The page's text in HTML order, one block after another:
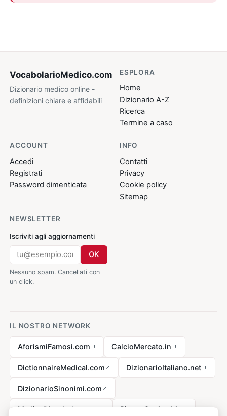
VocabolarioMedico.com
Dizionario medico online -
definizioni chiare e affidabili
ESPLORA
Home
Dizionario A-Z
Ricerca
Termine a caso
ACCOUNT
Accedi
Registrati
Password dimenticata
INFO
Contatti
Privacy
Cookie policy
Sitemap
NEWSLETTER
Iscriviti agli aggiornamenti
OK
Nessuno spam. Cancellati con
un click.
IL NOSTRO NETWORK
AforismiFamosi.com CalcioMercato.in
DictionnaireMedical.com DizionarioItaliano.net
DizionarioSinonimi.com
MedicalVocabulary.org RicetteCucina.biz